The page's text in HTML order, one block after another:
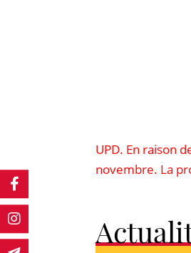
UPD. En raison
novembre. La